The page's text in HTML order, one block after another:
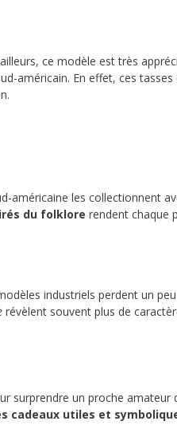
ce modèle est très
américain. En effet, ces
américaine les collectionnent
du folklore rendent chaque
industriels perdent un
révèlent souvent plus de
surprendre un proche amateur
cadeaux utiles et